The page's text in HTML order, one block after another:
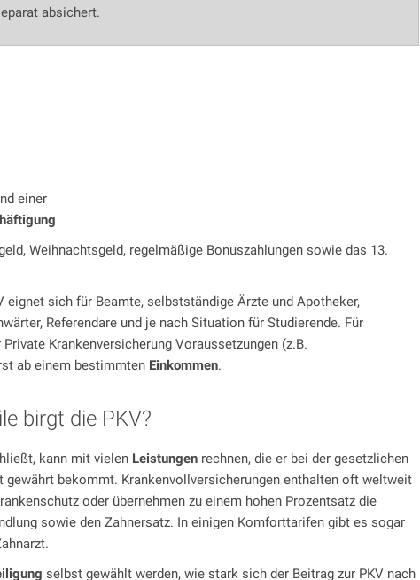
absichert.
einer
Weihnachtsgeld, regelmäßige Bonuszahlungen sowie das 13.
eignet sich für Beamte, selbstständige Ärzte und Apotheker,
Referendare und je nach Situation für Studierende. Für
Krankenversicherung Voraussetzungen (z.B.
ab einem bestimmten Einkommen.
birgt die PKV?
kann mit vielen Leistungen rechnen, die er bei der gesetzlichen
gewährt bekommt. Krankenvollversicherungen enthalten oft weltweit
oder übernehmen zu einem hohen Prozentsatz die
sowie den Zahnersatz. In einigen Komforttarifen gibt es sogar
selbst gewählt werden, wie stark sich der Beitrag zur PKV nach